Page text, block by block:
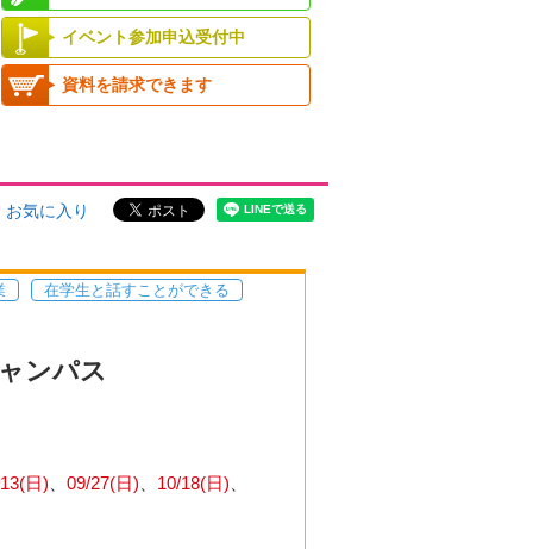
イベント参加申込受付中
資料を請求できます
お気に入り
在学生と話すことができる
ンパス
日) 09/27(日)
10/18(日)